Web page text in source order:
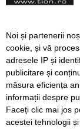
Înapoi
Noi și partenerii
cookie, și vă
adresele IP și
publicitare și
măsura eficiența
informații despre
Faceți clic mai jos
acestei tehnologii